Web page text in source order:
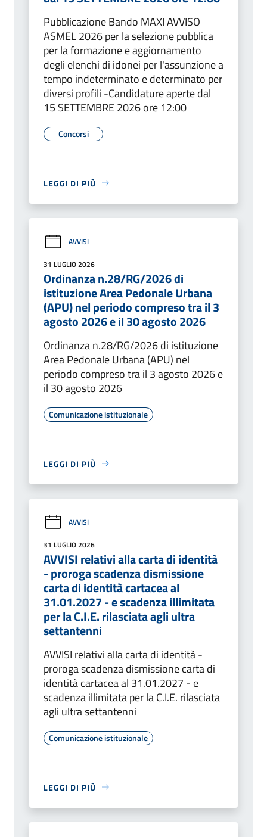
Pubblicazione Bando MAXI AVVISO
ASMEL 2026 per la selezione pubblica
per la formazione e aggiornamento
degli elenchi di idonei per l'assunzione a
tempo indeterminato e determinato per
diversi profili -Candidature aperte dal
15 SETTEMBRE 2026 ore 12:00
Concorsi
LEGGI DI PIÙ
AVVISI
31 LUGLIO 2026
Ordinanza n.28/RG/2026 di
istituzione Area Pedonale Urbana
(APU) nel periodo compreso tra il 3
agosto 2026 e il 30 agosto 2026
Ordinanza n.28/RG/2026 di istituzione
Area Pedonale Urbana (APU) nel
periodo compreso tra il 3 agosto 2026 e
il 30 agosto 2026
Comunicazione istituzionale
LEGGI DI PIÙ
AVVISI
31 LUGLIO 2026
AVVISI relativi alla carta di identità
- proroga scadenza dismissione
carta di identità cartacea al
31.01.2027 - e scadenza illimitata
per la C.I.E. rilasciata agli ultra
settantenni
AVVISI relativi alla carta di identità -
proroga scadenza dismissione carta di
identità cartacea al 31.01.2027 - e
scadenza illimitata per la C.I.E. rilasciata
agli ultra settantenni
Comunicazione istituzionale
LEGGI DI PIÙ